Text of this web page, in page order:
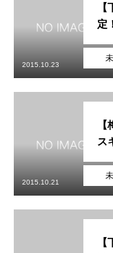
定
2015.10.23
ス
2015.10.21